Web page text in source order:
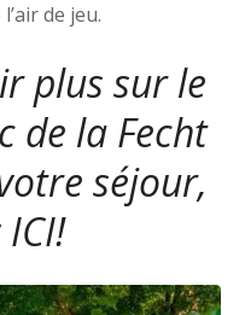
de jeu.
plus sur le
de la Fecht
séjour,